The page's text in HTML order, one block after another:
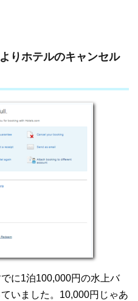
りホテルのキャンセル
に1泊100,000円の水上バ
いました。10,000円じゃあ